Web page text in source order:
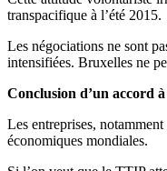
transpacifique à l’été 2015.
Les négociations ne sont
intensifiées. Bruxelles ne
Conclusion d’un accord
Les entreprises,
économiques mondiales.